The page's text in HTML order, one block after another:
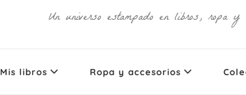
Un universo estampado en libros, ropa y
Mis libros Ropa y accesorios